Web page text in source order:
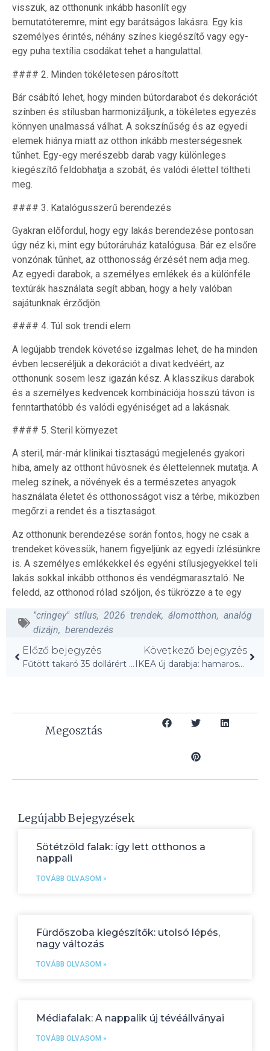
visszük, az otthonunk inkább hasonlít egy
bemutatóteremre, mint egy barátságos lakásra. Egy kis
személyes érintés, néhány színes kiegészítő vagy egy-
egy puha textília csodákat tehet a hangulattal.
#### 2. Minden tökéletesen párosított
Bár csábító lehet, hogy minden bútordarabot és dekorációt
színben és stílusban harmonizáljunk, a tökéletes egyezés
könnyen unalmassá válhat. A sokszínűség és az egyedi
elemek hiánya miatt az otthon inkább mesterségesnek
tűnhet. Egy-egy merészebb darab vagy különleges
kiegészítő feldobhatja a szobát, és valódi élettel töltheti
meg.
#### 3. Katalógusszerű berendezés
Gyakran előfordul, hogy egy lakás berendezése pontosan
úgy néz ki, mint egy bútoráruház katalógusa. Bár ez elsőre
vonzónak tűnhet, az otthonosság érzését nem adja meg.
Az egyedi darabok, a személyes emlékek és a különféle
textúrák használata segít abban, hogy a hely valóban
sajátunknak érződjön.
#### 4. Túl sok trendi elem
A legújabb trendek követése izgalmas lehet, de ha minden
évben lecseréljük a dekorációt a divat kedvéért, az
otthonunk sosem lesz igazán kész. A klasszikus darabok
és a személyes kedvencek kombinációja hosszú távon is
fenntarthatóbb és valódi egyéniséget ad a lakásnak.
#### 5. Steril környezet
A steril, már-már klinikai tisztaságú megjelenés gyakori
hiba, amely az otthont hűvösnek és élettelennek mutatja. A
meleg színek, a növények és a természetes anyagok
használata életet és otthonosságot visz a térbe, miközben
megőrzi a rendet és a tisztaságot.
Az otthonunk berendezése során fontos, hogy ne csak a
trendeket kövessük, hanem figyeljünk az egyedi ízlésünkre
is. A személyes emlékekkel és egyéni stílusjegyekkel teli
lakás sokkal inkább otthonos és vendégmarasztaló. Ne
feledd, az otthonod rólad szóljon, és tükrözze a te egy
"cringey" stílus, 2026 trendek, álomotthon, analóg
dizájn, berendezés
Előző bejegyzés
Fűtött takaró 35 dollárért a Costco-tól: Tökéletes téli kényelem!
Következő bejegyzés
IKEA új darabja: hamarosan ez lesz a legnagyobb trend!
Megosztás
Legújabb Bejegyzések
Sötétzöld falak: így lett otthonos a
nappali
TOVÁBB OLVASOM »
Fürdőszoba kiegészítők: utolsó lépés,
nagy változás
TOVÁBB OLVASOM »
Médiafalak: A nappalik új tévéállványai
TOVÁBB OLVASOM »